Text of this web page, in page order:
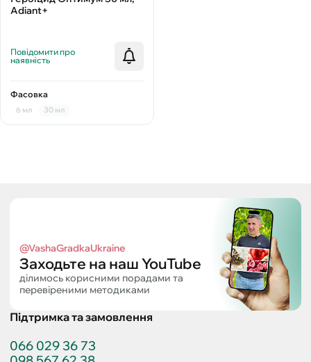
Adiant+
Повідомити про
наявність
Фасовка
6 мл 30 мл
@VashaGradkaUkraine
Заходьте на наш YouTube
ділимось корисними порадами та
перевіреними методиками
Підтримка та замовлення
066 029 36 73